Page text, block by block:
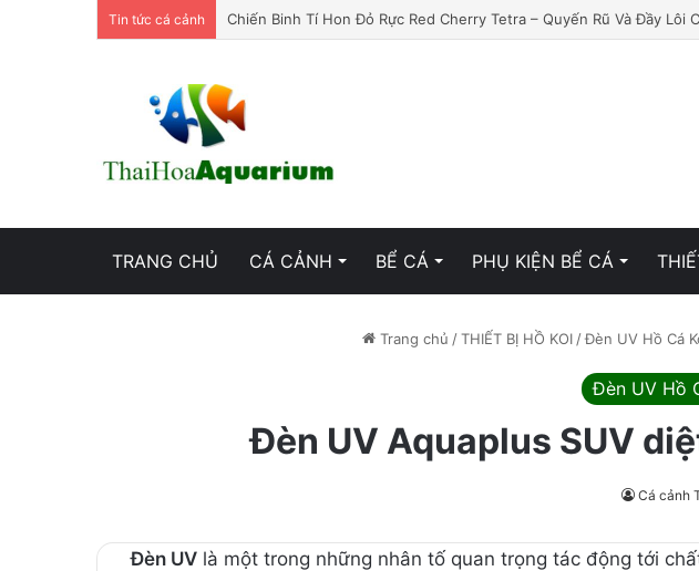
Tin tức cá cảnh Chiến Binh Tí Hon Đỏ Rực Red Cherry Tetra – Quyến Rũ Và Đầy Lôi
TRANG CHỦ CÁ CẢNH BỂ CÁ PHỤ KIỆN BỂ CÁ
Trang chủ /THIẾT BỊ HỒ KOI /Đèn UV Hồ Cá
Đèn UV Hồ
Đèn UV Aquaplus SUV
Cá cảnh
Đèn UV là một trong những nhân tố quan trọng tác động tới